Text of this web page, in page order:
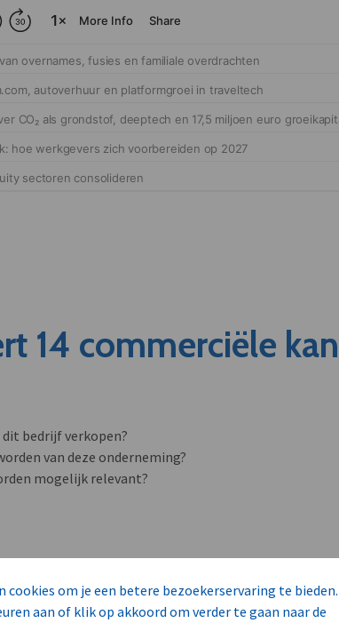
cookies om je een betere bezoekerservaring te bieden.
aan of klik op akkoord om verder te gaan naar de
14 commerciële
bedrijf verkopen?
van deze onderneming?
mogelijk relevant?